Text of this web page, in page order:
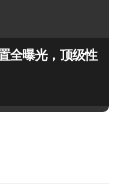
全曝光，顶级性